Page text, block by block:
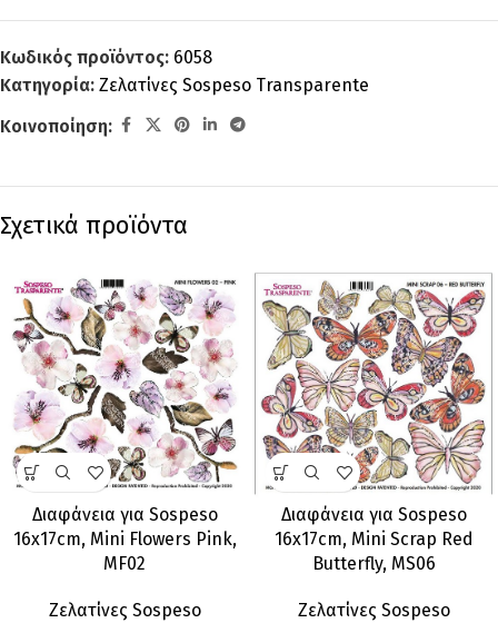
Κωδικός προϊόντος: 6058
Κατηγορία: Ζελατίνες Sospeso Transparente
Κοινοποίηση:
Σχετικά προϊόντα
Διαφάνεια για Sospeso
16x17cm, Mini Flowers Pink,
MF02
Ζελατίνες Sospeso
Διαφάνεια για Sospeso
16x17cm, Mini Scrap Red
Butterfly, MS06
Ζελατίνες Sospeso